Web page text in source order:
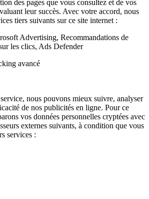
des pages que vous consultez et de vos
leur succès. Avec votre accord, nous
tiers suivants sur ce site internet :
Advertising, Recommandations de
les clics, Ads Defender
avancé
nous pouvons mieux suivre, analyser
de nos publicités en ligne. Pour ce
vos données personnelles cryptées avec
externes suivants, à condition que vous
services :